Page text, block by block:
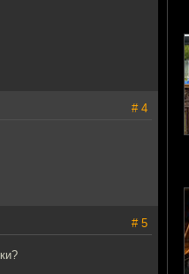
# 4
# 5